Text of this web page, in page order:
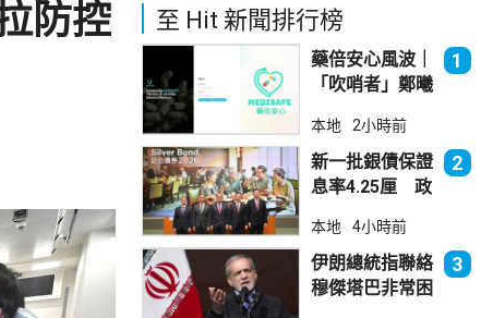
防控
至 Hit 新聞排行榜
藥倍安心風波｜
「吹哨者」鄭曦
進行刑事調查
1
本地 2小時前
新一批銀債保證
息率4.25厘 政
吸引力
2
本地 4小時前
伊朗總統指聯絡
穆傑塔巴非常困
3